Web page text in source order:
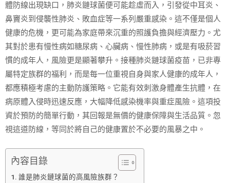
體防線出現缺口，肺炎鏈球菌便可能趁虛而入，引發從中耳炎、
鼻竇炎到侵襲性肺炎、敗血症等一系列嚴重感染。這不僅是個人
健康的危機，更可能為家庭帶來沉重的照護負擔與經濟壓力。尤
其對於患有慢性病如糖尿病、心臟病、慢性肺病，或是有吸菸習
慣的成年人，風險更是顯著攀升。接種肺炎鏈球菌疫苗，已非專
屬特定族群的福利，而是每一位重視自身與家人健康的成年人，
都應積極考慮的主動防護策略。它能有效刺激身體產生抗體，在
病原體入侵時迅速反應，大幅降低感染機率與重症風險。這項投
資於預防的簡單行動，其回報是無價的健康保障與生活品質。忽
視這道防線，等同於將自己的健康置於不必要的風暴之中。
內容目錄
誰是肺炎鏈球菌的高風險族群？